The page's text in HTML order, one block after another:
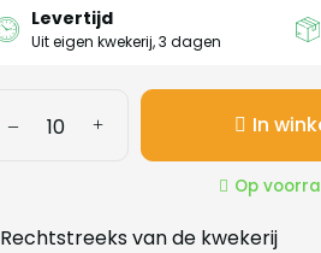
Levertijd
Uit eigen kwekerij, 3 dagen
In
Op
Rechtstreeks van de kwekerij